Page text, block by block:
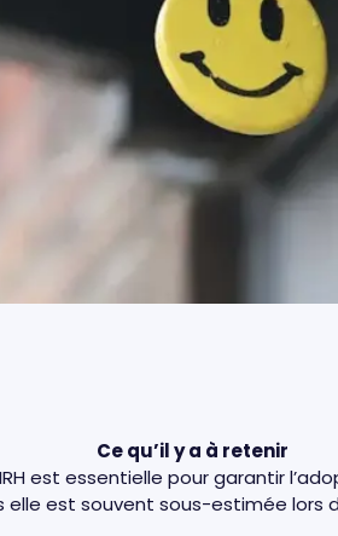
Ce qu’il y a à retenir
est essentielle pour garantir
elle est souvent sous-estimée lors